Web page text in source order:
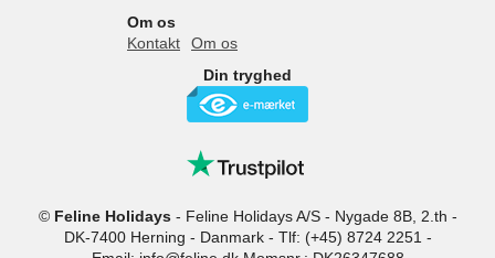
Om os
Kontakt
Om os
Din tryghed
© Feline Holidays- Feline Holidays A/S- Nygade 8B, 2.th -
DK-7400 Herning - Danmark - Tlf: (+45) 8724 2251 -